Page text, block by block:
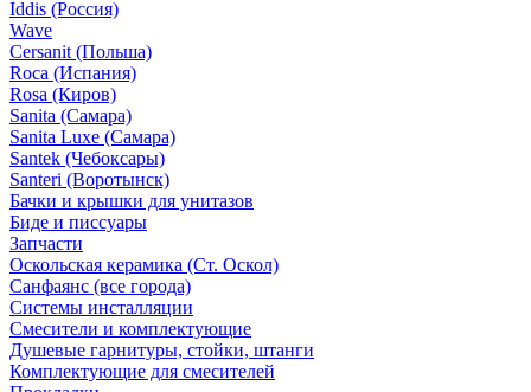
Iddis (Россия)
Wave
Cersanit (Польша)
Roca (Испания)
Rosa (Киров)
Sanita (Самара)
Sanita Luxe (Самара)
Santek (Чебоксары)
Santeri (Воротынск)
Бачки и крышки для унитазов
Биде и писсуары
Запчасти
Оскольская керамика (Ст. Оскол)
Санфаянс (все города)
Системы инсталляции
Смесители и комплектующие
Душевые гарнитуры, стойки, штанги
Комплектующие для смесителей